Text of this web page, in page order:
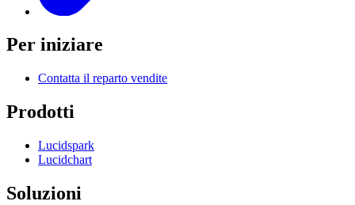
Per iniziare
Contatta il reparto vendite
Prodotti
Lucidspark
Lucidchart
Soluzioni